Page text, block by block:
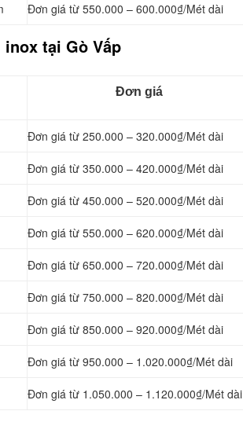
Đơn giá từ 550.000 – 600.000₫/Mét dài
tại Gò Vấp
Đơn giá
Đơn giá từ 250.000 – 320.000₫/Mét dài
Đơn giá từ 350.000 – 420.000₫/Mét dài
Đơn giá từ 450.000 – 520.000₫/Mét dài
Đơn giá từ 550.000 – 620.000₫/Mét dài
Đơn giá từ 650.000 – 720.000₫/Mét dài
Đơn giá từ 750.000 – 820.000₫/Mét dài
Đơn giá từ 850.000 – 920.000₫/Mét dài
Đơn giá từ 950.000 – 1.020.000₫/Mét dài
Đơn giá từ 1.050.000 – 1.120.000₫/Mét dài